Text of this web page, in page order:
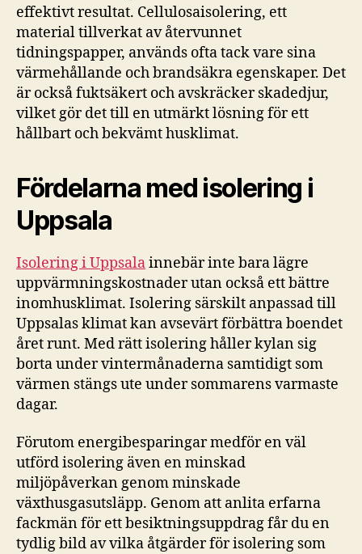
effektivt resultat. Cellulosaisolering, ett
material tillverkat av återvunnet
tidningspapper, används ofta tack vare sina
värmehållande och brandsäkra egenskaper. Det
är också fuktsäkert och avskräcker skadedjur,
vilket gör det till en utmärkt lösning för ett
hållbart och bekvämt husklimat.
Fördelarna med isolering i
Uppsala
Isolering i Uppsalainnebär inte bara lägre
uppvärmningskostnader utan också ett bättre
inomhusklimat. Isolering särskilt anpassad till
Uppsalas klimat kan avsevärt förbättra boendet
året runt. Med rätt isolering håller kylan sig
borta under vintermånaderna samtidigt som
värmen stängs ute under sommarens varmaste
dagar.
Förutom energibesparingar medför en väl
utförd isolering även en minskad
miljöpåverkan genom minskade
växthusgasutsläpp. Genom att anlita erfarna
fackmän för ett besiktningsuppdrag får du en
tydlig bild av vilka åtgärder för isolering som